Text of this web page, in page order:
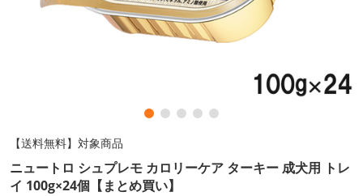
【送料無料】対象商品
ニュートロ シュプレモ カロリーケア ターキー 成犬用 トレ
イ 100g×24個【まとめ買い】